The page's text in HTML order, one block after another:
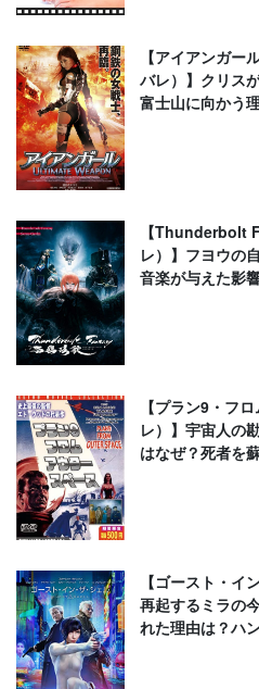
【アイアンガー
バレ）】クリス
富士山に向かう
【Thunderbolt
レ）】フヨウの
音楽が与えた影
【プラン9・フ
レ）】宇宙人の
はなぜ？死者を
【ゴースト・イ
再起するミラの
れた理由は？ハ